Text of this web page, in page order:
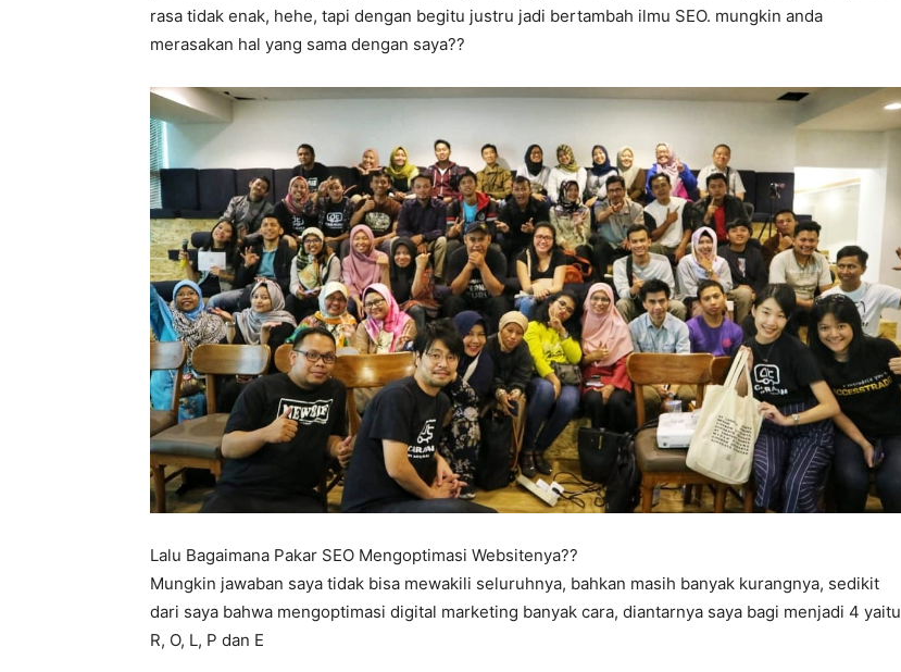
rasa tidak enak, hehe, tapi dengan begitu justru jadi bertambah ilmu SEO. mungkin anda
merasakan hal yang sama dengan saya??
Lalu Bagaimana Pakar SEO Mengoptimasi Websitenya??
Mungkin jawaban saya tidak bisa mewakili seluruhnya, bahkan masih banyak kurangnya, sedikit
dari saya bahwa mengoptimasi digital marketing banyak cara, diantarnya saya bagi menjadi 4 yaitu
R, O, L, P dan E